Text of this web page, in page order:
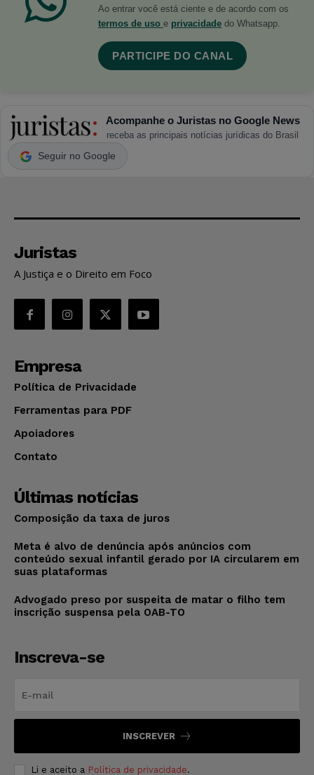
Ao entrar você está ciente e de acordo com os
termos de uso e privacidade do Whatsapp.
PARTICIPE DO CANAL
Acompanhe o Juristas no Google News
receba as principais notícias jurídicas do Brasil
Seguir no Google
Juristas
A Justiça e o Direito em Foco
Empresa
Política de Privacidade
Ferramentas para PDF
Apoiadores
Contato
Últimas notícias
Composição da taxa de juros
Meta é alvo de denúncia após anúncios com
conteúdo sexual infantil gerado por IA circularem em
suas plataformas
Advogado preso por suspeita de matar o filho tem
inscrição suspensa pela OAB-TO
Inscreva-se
INSCREVER
Li e aceito a Política de privacidade.